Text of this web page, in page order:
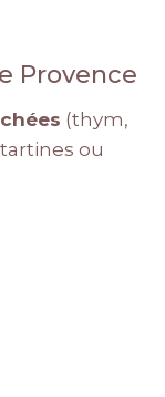
Provence
(thym,
ou